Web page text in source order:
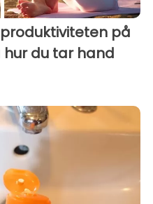
på
du tar hand